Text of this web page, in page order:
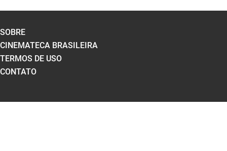
SOBRE
CINEMATECA BRASILEIRA
TERMOS DE USO
CONTATO